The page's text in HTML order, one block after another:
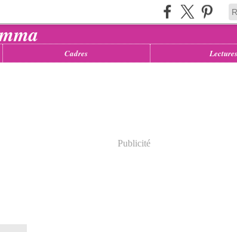
Cadres Lectures
Publicité